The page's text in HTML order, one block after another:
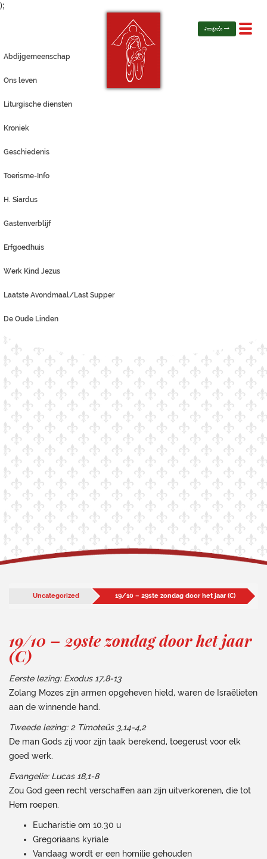
);
Toggle
Jongerlo
Abdijgemeenschap
Ons leven
Liturgische diensten
Kroniek
Geschiedenis
Toerisme-Info
H. Siardus
Gastenverblijf
Erfgoedhuis
Werk Kind Jezus
Laatste Avondmaal/Last Supper
De Oude Linden
Uncategorized 19/10 – 29ste zondag door het jaar (C)
19/10 – 29ste zondag door het jaar
(C)
Eerste lezing: Exodus 17,8-13
Zolang Mozes zijn armen opgeheven hield, waren de Israëlieten
aan de winnende hand.
Tweede lezing: 2 Timoteüs 3,14-4,2
De man Gods zij voor zijn taak berekend, toegerust voor elk
goed werk.
Evangelie: Lucas 18,1-8
Zou God geen recht verschaffen aan zijn uitverkorenen, die tot
Hem roepen.
Eucharistie om 10.30 u
Gregoriaans kyriale
Vandaag wordt er een homilie gehouden